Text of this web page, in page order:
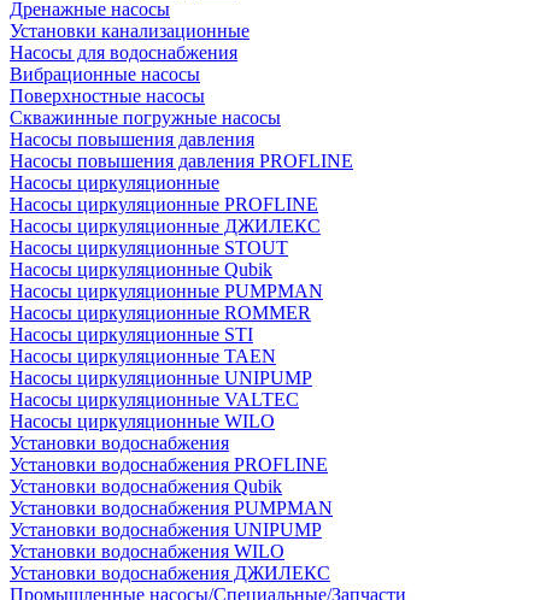
Дренажные насосы
Установки канализационные
Насосы для водоснабжения
Вибрационные насосы
Поверхностные насосы
Скважинные погружные насосы
Насосы повышения давления
Насосы повышения давления PROFLINE
Насосы циркуляционные
Насосы циркуляционные PROFLINE
Насосы циркуляционные ДЖИЛЕКС
Насосы циркуляционные STOUT
Насосы циркуляционные Qubik
Насосы циркуляционные PUMPMAN
Насосы циркуляционные ROMMER
Насосы циркуляционные STI
Насосы циркуляционные TAEN
Насосы циркуляционные UNIPUMP
Насосы циркуляционные VALTEC
Насосы циркуляционные WILO
Установки водоснабжения
Установки водоснабжения PROFLINE
Установки водоснабжения Qubik
Установки водоснабжения PUMPMAN
Установки водоснабжения UNIPUMP
Установки водоснабжения WILO
Установки водоснабжения ДЖИЛЕКС
Промышленные насосы/Специальные/Запчасти